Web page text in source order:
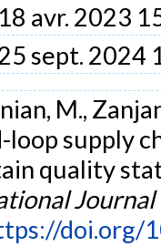
18 avr. 2023
sept. 2024
M.,
loop supply
quality
doi.org/